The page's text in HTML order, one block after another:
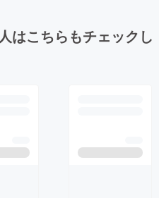
はこちらもチェックし